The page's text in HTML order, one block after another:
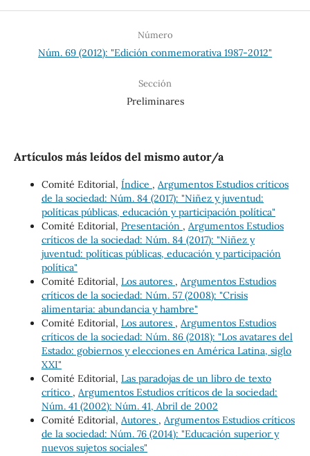
Número
Núm. 69 (2012): "Edición conmemorativa 1987-2012"
Sección
Preliminares
Artículos más leídos del mismo autor/a
Comité Editorial, Índice , Argumentos Estudios críticos
de la sociedad: Núm. 84 (2017): "Niñez y juventud:
políticas públicas, educación y participación política"
Comité Editorial, Presentación , Argumentos Estudios
críticos de la sociedad: Núm. 84 (2017): "Niñez y
juventud: políticas públicas, educación y participación
política"
Comité Editorial, Los autores , Argumentos Estudios
críticos de la sociedad: Núm. 57 (2008): "Crisis
alimentaria: abundancia y hambre"
Comité Editorial, Los autores , Argumentos Estudios
críticos de la sociedad: Núm. 86 (2018): "Los avatares del
Estado: gobiernos y elecciones en América Latina, siglo
XXI"
Comité Editorial, Las paradojas de un libro de texto
crítico , Argumentos Estudios críticos de la sociedad:
Núm. 41 (2002): Núm. 41, Abril de 2002
Comité Editorial, Autores , Argumentos Estudios críticos
de la sociedad: Núm. 76 (2014): "Educación superior y
nuevos sujetos sociales"